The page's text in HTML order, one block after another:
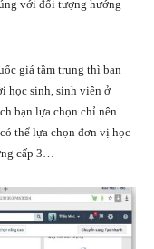
với đối tượng hướng
giá tầm trung thì bạn
học sinh, sinh viên ở
bạn lựa chọn chỉ nên
thể lựa chọn đơn vị học
cấp 3…